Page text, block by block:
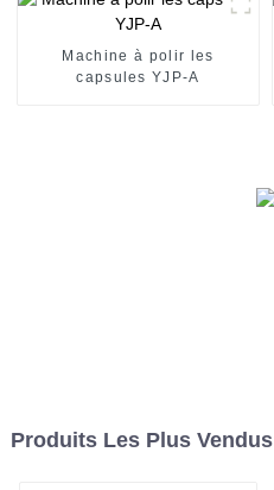
Machine à polir les
capsules YJP-A
Produits Les Plus Vendus